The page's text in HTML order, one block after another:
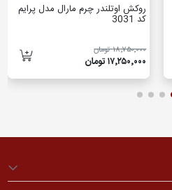
روکش اوتلندر چرم مارال مدل پرایم
کد 3031
۱۸٬۷۵۰٬۰۰۰ تومان
۱۷٬۲۵۰٬۰۰۰ تومان